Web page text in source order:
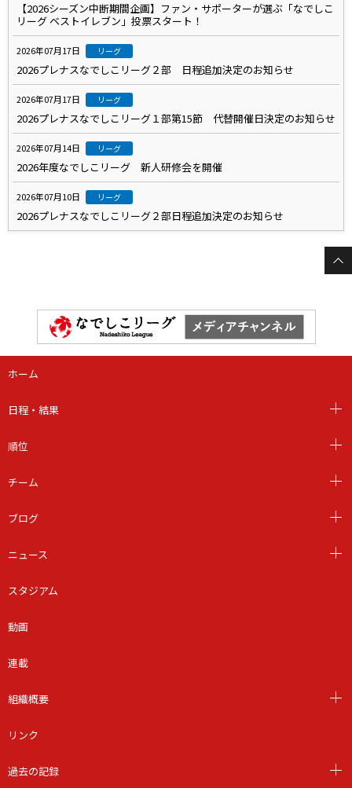
【2026シーズン中断期間企画】ファン・サポーターが選ぶ「なでしこ
リーグ ベストイレブン」投票スタート！
2026年07月17日 リーグ
2026プレナスなでしこリーグ２部 日程追加決定のお知らせ
2026年07月17日 リーグ
2026プレナスなでしこリーグ１部第15節 代替開催日決定のお知らせ
2026年07月14日 リーグ
2026年度なでしこリーグ 新人研修会を開催
2026年07月10日 リーグ
2026プレナスなでしこリーグ２部日程追加決定のお知らせ
ホーム
日程・結果
順位
チーム
ブログ
ニュース
スタジアム
動画
連載
組織概要
リンク
過去の記録